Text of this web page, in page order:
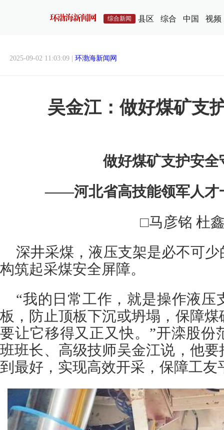
综合新闻 县区 综合 中国 视频
2025-09-02 11:03:09 | 环渤海新闻网
吴金江：做好煤矿支
做好煤矿支护安全
——河北省高技能领军人才
□马彦铭 杜
深井采煤，液压支架是必不可
构筑起采煤安全屏障。
“我的日常工作，就是操作液压
板，防止顶板下沉或坍塌，保障
要让它移得又正又快。”开滦股份
班班长、高级技师吴金江说，他
到最好，实现高效开采，保障工友